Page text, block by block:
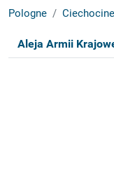
Pologne
Aleja Armii